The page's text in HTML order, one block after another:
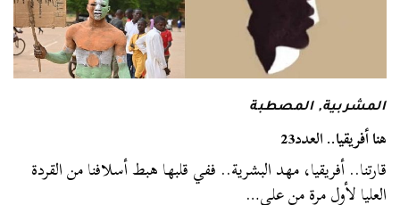
المشربية,المصطبة
هنا أفريقيا.. العدد23
قارتنا.. أفريقيا، مهد البشرية.. ففي قلبها هبط أسلافنا من القردة
العليا لأول مرة من على…